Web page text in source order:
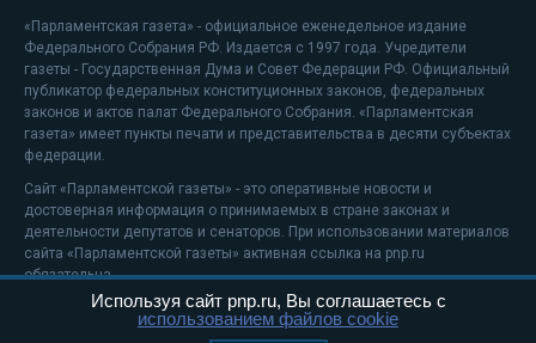
«Парламентская газета» - официальное еженедельное издание
Федерального Собрания РФ. Издается с 1997 года. Учредители
газеты - Государственная Дума и Совет Федерации РФ. Официальный
публикатор федеральных конституционных законов, федеральных
законов и актов палат Федерального Собрания. «Парламентская
газета» имеет пункты печати и представительства в десяти субъектах
федерации.
Сайт «Парламентской газеты» - это оперативные новости и
достоверная информация о принимаемых в стране законах и
деятельности депутатов и сенаторов. При использовании материалов
сайта «Парламентской газеты» активная ссылка на pnp.ru
обязательна.
На информационном ресурсе применяютсярекомендательные
Используя сайт pnp.ru, Вы соглашаетесь с
использованием файлов cookie